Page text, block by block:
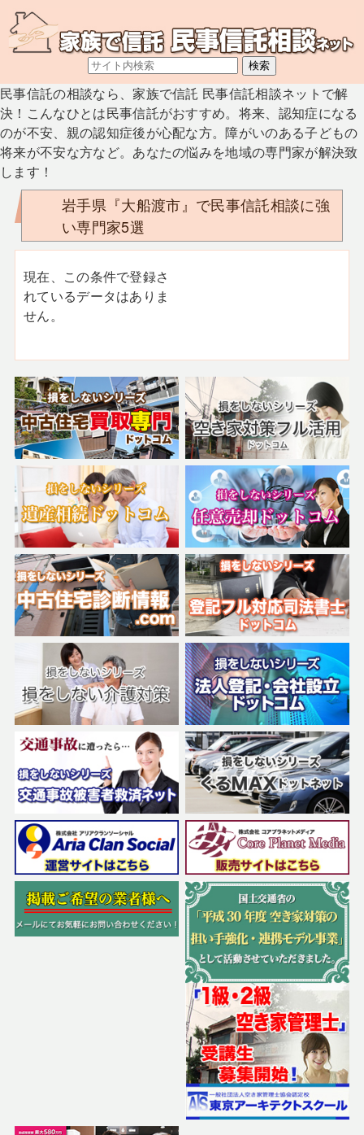
民事信託の相談なら、家族で信託 民事信託相談ネットで解
決！こんなひとは民事信託がおすすめ。将来、認知症になる
のが不安、親の認知症後が心配な方。障がいのある子どもの
将来が不安な方など。あなたの悩みを地域の専門家が解決致
します！
岩手県『大船渡市』で民事信託相談に強
い専門家5選
現在、この条件で登録さ
れているデータはありま
せん。